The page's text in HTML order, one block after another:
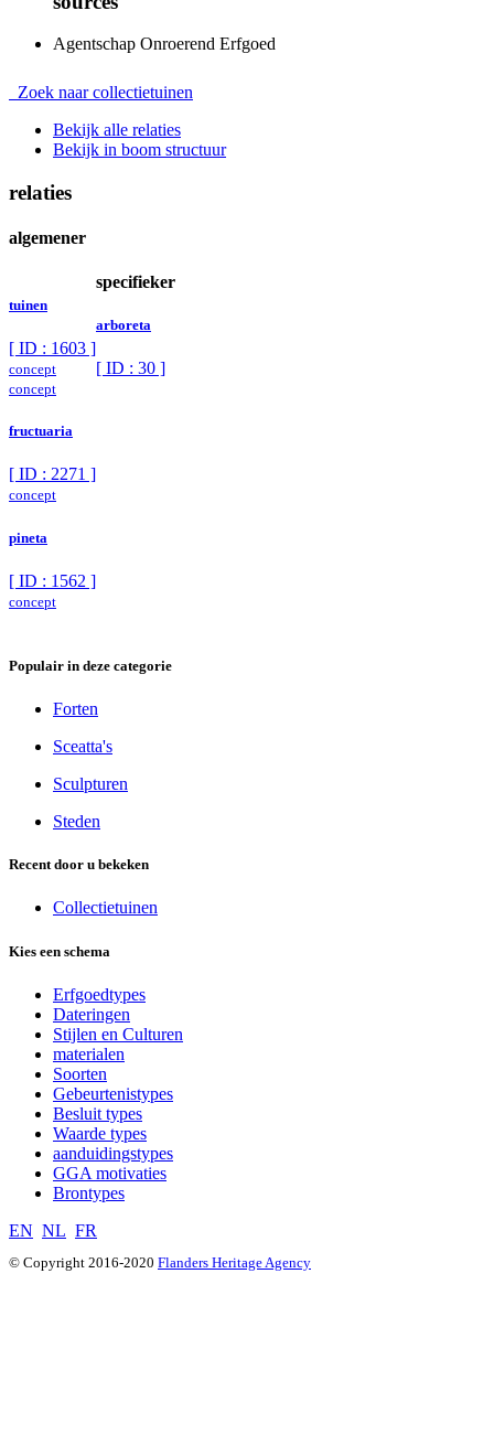
Agentschap Onroerend Erfgoed
Zoek naar collectietuinen
Bekijk alle relaties
Bekijk in boom structuur
relaties
algemener
tuinen
[ ID : 1603 ]
concept
specifieker
arboreta
[ ID : 30 ]
concept
fructuaria
[ ID : 2271 ]
concept
pineta
[ ID : 1562 ]
concept
Populair in deze categorie
Forten
Sceatta's
Sculpturen
Steden
Recent door u bekeken
Collectietuinen
Kies een schema
Erfgoedtypes
Dateringen
Stijlen en Culturen
materialen
Soorten
Gebeurtenistypes
Besluit types
Waarde types
aanduidingstypes
GGA motivaties
Brontypes
EN NL FR
© Copyright 2016-2020 Flanders Heritage Agency